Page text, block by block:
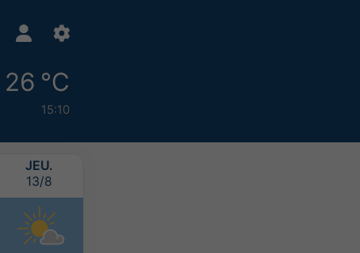
26 °C
15:10
JEU.
13/8